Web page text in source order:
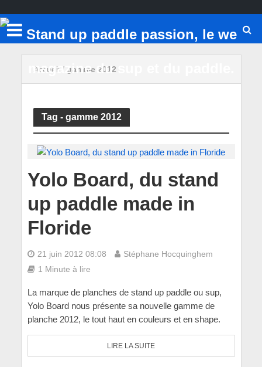
Accueil/ gamme 2012
Tag - gamme 2012
Yolo Board, du stand
up paddle made in
Floride
21 juin 2012 08:08
Stéphane Hocquinghem
1 Minute à lire
La marque de planches de stand up paddle ou sup,
Yolo Board nous présente sa nouvelle gamme de
planche 2012, le tout haut en couleurs et en shape.
LIRE LA SUITE